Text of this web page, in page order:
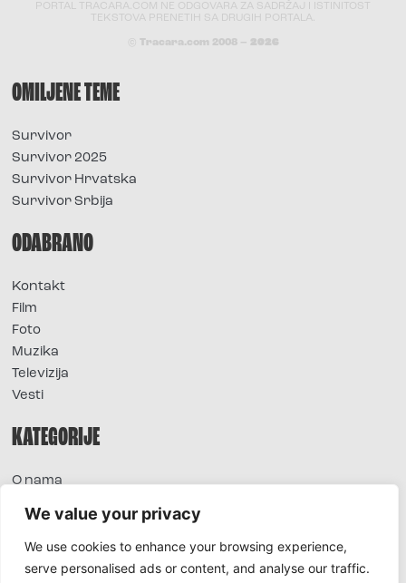
We value your privacy
We use cookies to enhance your browsing experience,
serve personalised ads or content, and analyse our traffic.
PORTAL TRACARA.COM NE ODGOVARA ZA SADRŽAJ I ISTINITOST
TEKSTOVA PRENETIH SA DRUGIH PORTALA.
© Tracara.com 2008 – 2026
OMILJENE TEME
Survivor
Survivor 2025
Survivor Hrvatska
Survivor Srbija
ODABRANO
Kontakt
Film
Foto
Muzika
Televizija
Vesti
KATEGORIJE
O nama
Extra
Foto
Moda